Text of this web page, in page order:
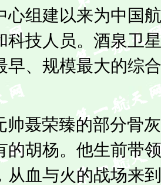
心组建以来为中国
科技人员。酒泉卫
早、规模最大的综
聂荣臻的部分骨灰
的胡杨。他生前带
从血与火的战场来